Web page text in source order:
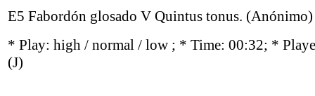
E5 Fabordón glosado V Quintus tonus. (Anónimo)
* Play: high / normal / low ; * Time: 00:32; *
(J)